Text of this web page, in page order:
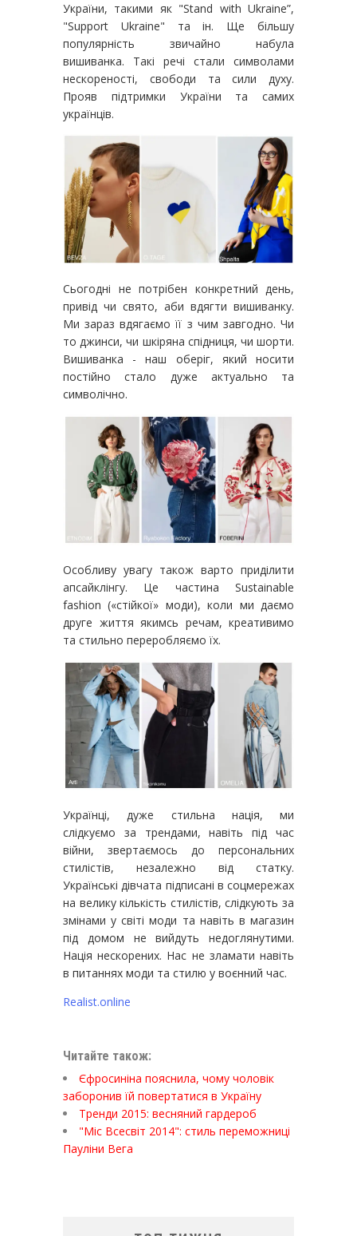
України, такими як "Stand with Ukraine”,
"Support Ukraine" та ін. Ще більшу
популярність звичайно набула
вишиванка. Такі речі стали символами
нескореності, свободи та сили духу.
Прояв підтримки України та самих
українців.
Сьогодні не потрібен конкретний день,
привід чи свято, аби вдягти вишиванку.
Ми зараз вдягаємо її з чим завгодно. Чи
то джинси, чи шкіряна спідниця, чи шорти.
Вишиванка - наш оберіг, який носити
постійно стало дуже актуально та
символічно.
Особливу увагу також варто приділити
апсайклінгу. Це частина Sustainable
fashion («стійкої» моди), коли ми даємо
друге життя якимсь речам, креативимо
та стильно переробляємо їх.
Українці, дуже стильна нація, ми
слідкуємо за трендами, навіть під час
війни, звертаємось до персональних
стилістів, незалежно від статку.
Українські дівчата підписані в соцмережах
на велику кількість стилістів, слідкують за
змінами у світі моди та навіть в магазин
під домом не вийдуть недоглянутими.
Нація нескорених. Нас не зламати навіть
в питаннях моди та стилю у воєнний час.
Realist.online
Читайте також:
Єфросиніна пояснила, чому чоловік
заборонив їй повертатися в Україну
Тренди 2015: весняний гардероб
"Міс Всесвіт 2014": стиль переможниці
Пауліни Вега